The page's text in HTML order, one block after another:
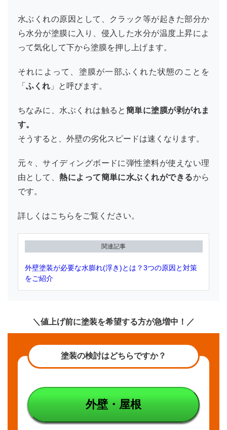
水ぶくれの原因として、クラック等が起きた部分か
ら水分が塗膜に入り、侵入した水分が温度上昇によ
って気化して下から塗膜を押し上げます。
それによって、塗膜が一部ふくれた状態のことを
「 ふくれ 」と呼びます。
ちなみに、水ぶくれは触ると 簡単に塗膜が剥がれま
す。
そうすると、外壁の劣化スピードは速くなります。
元々、サイディングボードに弾性塗料が使えない理
由として、熱によって簡単に水ぶくれができるから
です。
詳しくはこちらをご覧ください。
関連記事
外壁塗装が必要な水膨れ(浮き)とは？3つの原因と対策
をご紹介
＼値上げ前に塗装を希望する方が急増中！／
塗装の検討はどちらですか？
外壁・屋根